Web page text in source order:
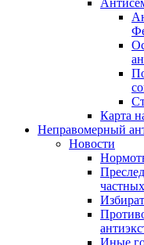
Карта
Неправомерный
Новости
Иные